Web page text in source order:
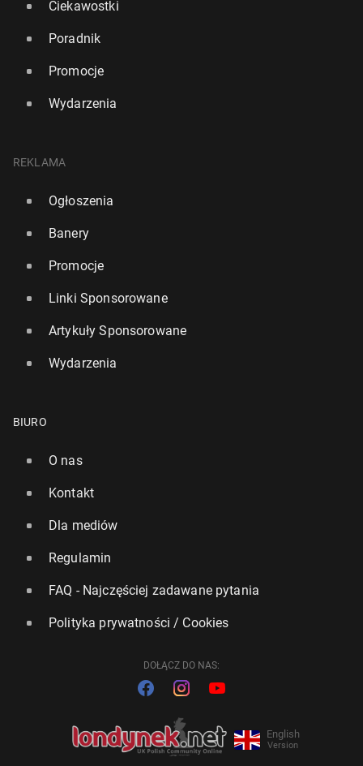
Ciekawostki
Poradnik
Promocje
Wydarzenia
REKLAMA
Ogłoszenia
Banery
Promocje
Linki Sponsorowane
Artykuły Sponsorowane
Wydarzenia
BIURO
O nas
Kontakt
Dla mediów
Regulamin
FAQ - Najczęściej zadawane pytania
Polityka prywatności / Cookies
DOŁĄCZ DO NAS:
English
Version